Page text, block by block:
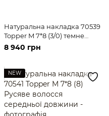
Натуральна накладка 70539
Topper M 7*8 (3/0) темне
волосся середньої довжини
8 940 грн
NEW